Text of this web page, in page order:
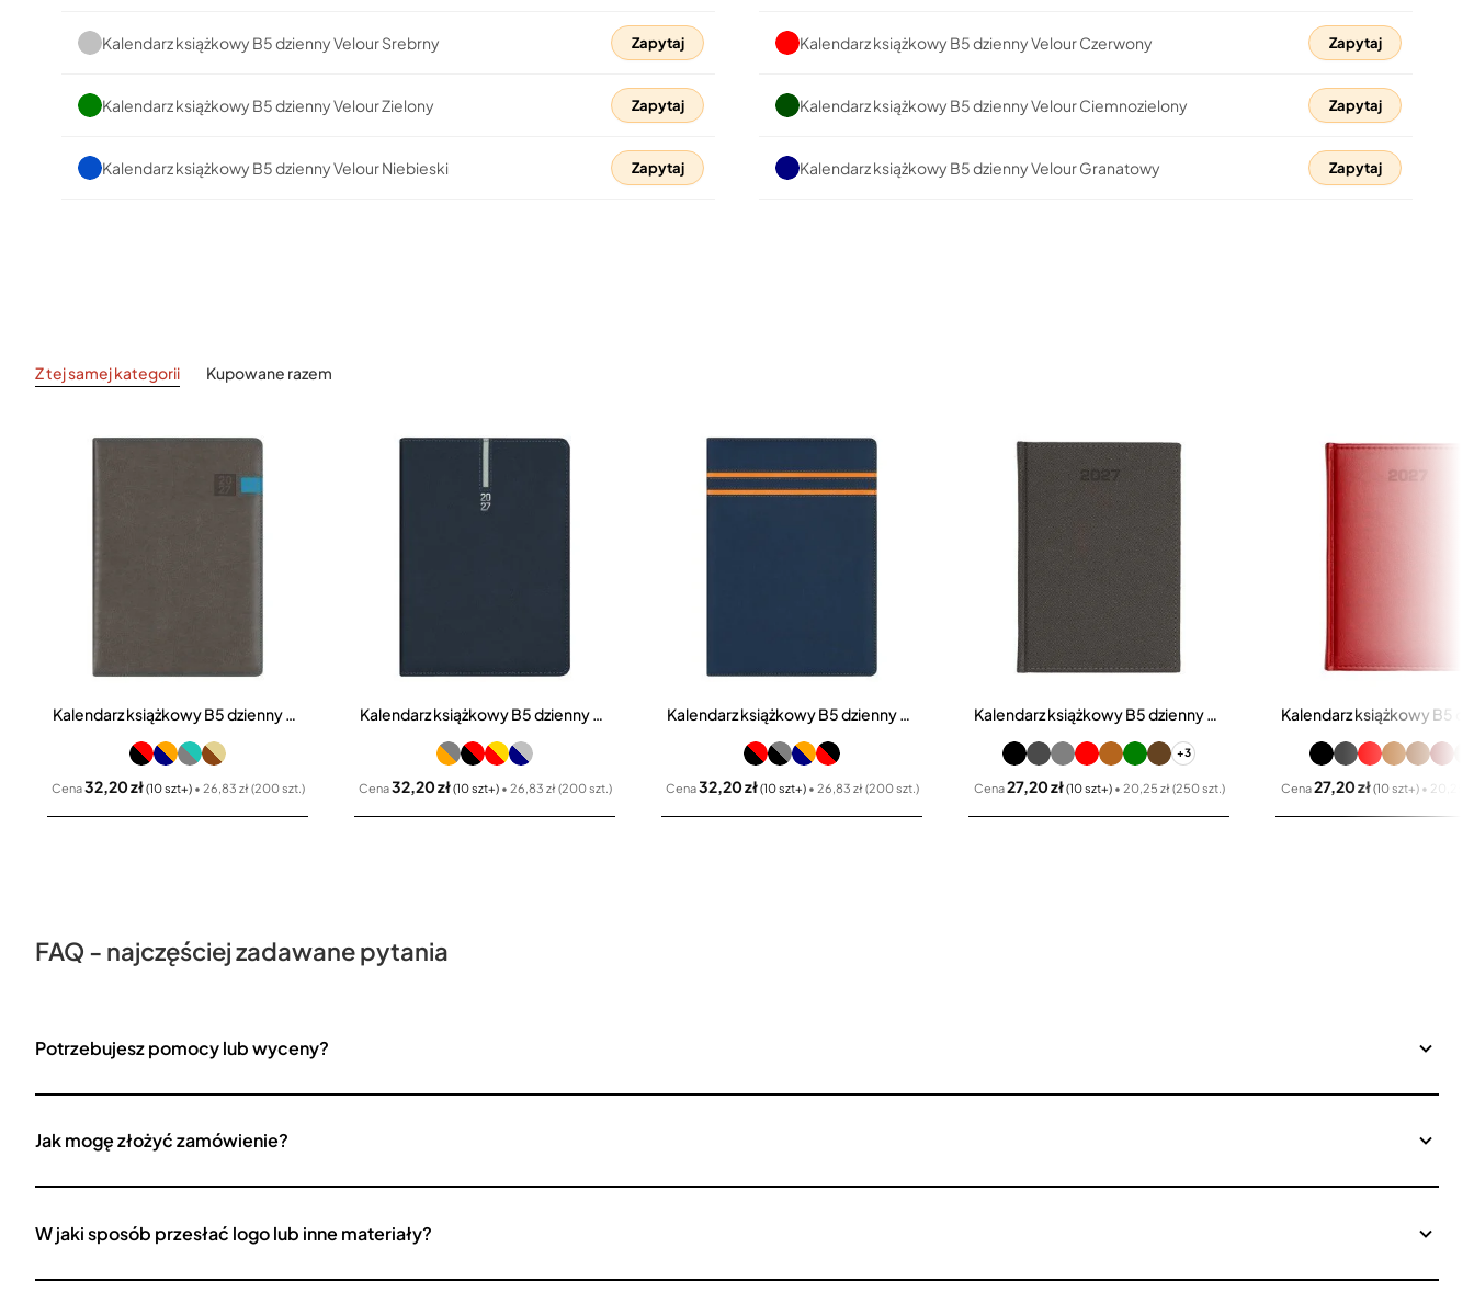
Kalendarz książkowy B5 dzienny Velour Srebrny Zapytaj Kalendarz książkowy B5 dzienny Velour Czerwony Zapytaj
Kalendarz książkowy B5 dzienny Velour Zielony Zapytaj Kalendarz książkowy B5 dzienny Velour Ciemnozielony Zapytaj
Kalendarz książkowy B5 dzienny Velour Niebieski Zapytaj Kalendarz książkowy B5 dzienny Velour Granatowy Zapytaj
Z tej samej kategorii Kupowane razem
Kalendarz książkowy B5 dzienny Combo Seria CA
Cena32,20 zł(10 szt+)• 26,83 zł (200 szt.)
Kalendarz książkowy B5 dzienny Combo Seria CB
Cena32,20 zł(10 szt+)• 26,83 zł (200 szt.)
Kalendarz książkowy B5 dzienny Combo Seria CC
Cena32,20 zł(10 szt+)• 26,83 zł (200 szt.)
Kalendarz książkowy B5 dzienny Denim
+3
Cena27,20 zł(10 szt+)• 20,25 zł (250 szt.) Cena27,20 zł(10 szt+)• 20,25
FAQ - najczęściej zadawane pytania
Potrzebujesz pomocy lub wyceny?
Jak mogę złożyć zamówienie?
W jaki sposób przesłać logo lub inne materiały?